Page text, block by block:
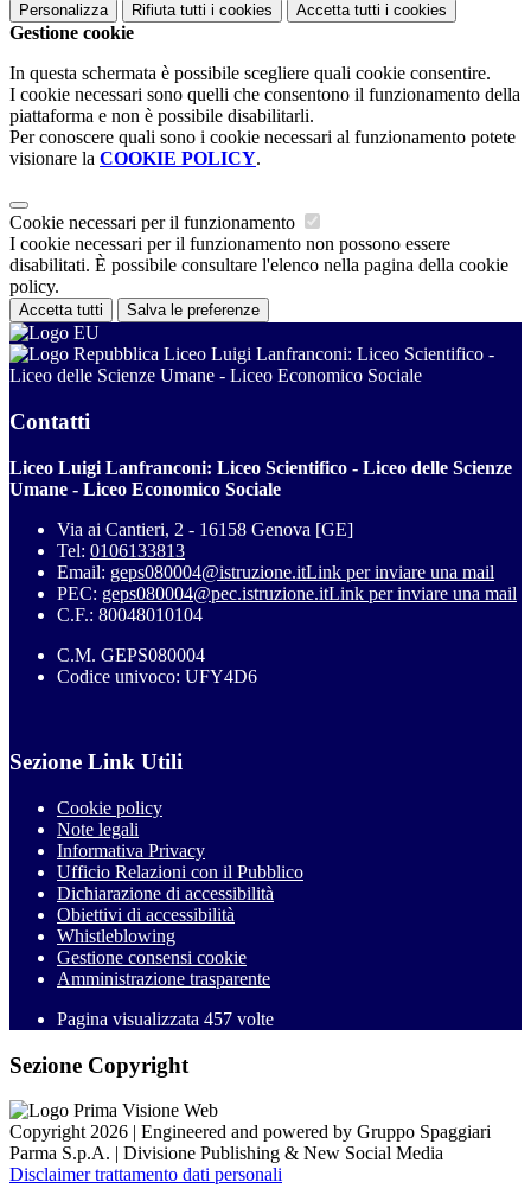
Personalizza Rifiuta tutti i cookies Accetta tutti i cookies
Gestione cookie
In questa schermata è possibile scegliere quali cookie consentire.
I cookie necessari sono quelli che consentono il funzionamento della
piattaforma e non è possibile disabilitarli.
Per conoscere quali sono i cookie necessari al funzionamento potete
visionare la COOKIE POLICY.
Cookie necessari per il funzionamento
I cookie necessari per il funzionamento non possono essere
disabilitati. È possibile consultare l'elenco nella pagina della cookie
policy.
Accetta tutti Salva le preferenze
Liceo Luigi Lanfranconi: Liceo Scientifico -
Liceo delle Scienze Umane - Liceo Economico Sociale
Contatti
Liceo Luigi Lanfranconi: Liceo Scientifico - Liceo delle Scienze
Umane - Liceo Economico Sociale
Via ai Cantieri, 2 - 16158 Genova [GE]
Tel: 0106133813
Email: geps080004@istruzione.itLink per inviare una mail
PEC: geps080004@pec.istruzione.itLink per inviare una mail
C.F.: 80048010104
C.M. GEPS080004
Codice univoco: UFY4D6
Sezione Link Utili
Cookie policy
Note legali
Informativa Privacy
Ufficio Relazioni con il Pubblico
Dichiarazione di accessibilità
Obiettivi di accessibilità
Whistleblowing
Gestione consensi cookie
Amministrazione trasparente
Pagina visualizzata 457 volte
Sezione Copyright
Copyright 2026 | Engineered and powered by Gruppo Spaggiari
Parma S.p.A. | Divisione Publishing & New Social Media
Disclaimer trattamento dati personali